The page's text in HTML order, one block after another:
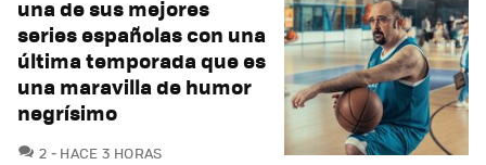
una de sus mejores
series españolas con una
última temporada que es
una maravilla de humor
negrísimo
2 COMENTARIOS
HACE 3 HORAS